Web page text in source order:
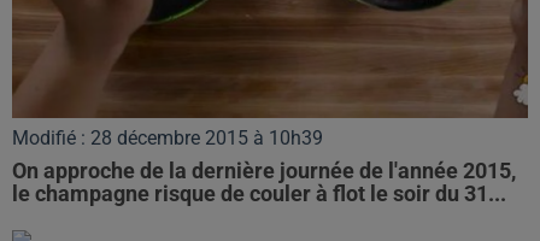
Modifié : 28 décembre 2015 à 10h39
On approche de la dernière journée de l'année 2015,
le champagne risque de couler à flot le soir du 31...